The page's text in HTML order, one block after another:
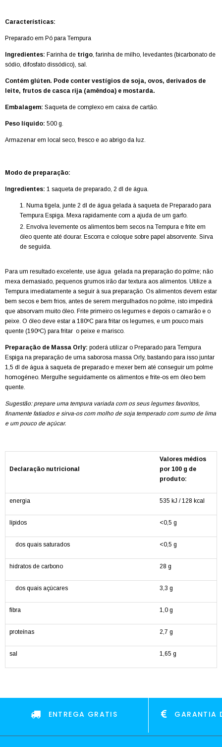
Características:
Preparado em Pó para Tempura
Ingredientes: Farinha de trigo , farinha de milho, levedantes (bicarbonato de
sódio, difosfato dissódico), sal.
Contém glúten. Pode conter vestígios de soja, ovos, derivados de
leite, frutos de casca rija (amêndoa) e mostarda.
Embalagem: Saqueta de complexo em caixa de cartão.
Peso líquido: 500 g.
Armazenar em local seco, fresco e ao abrigo da luz.
Modo de preparação:
Ingredientes: 1 saqueta de preparado, 2 dl de água.
Numa tigela, junte 2 dl de água gelada à saqueta de Preparado para
Tempura Espiga. Mexa rapidamente com a ajuda de um garfo.
Envolva levemente os alimentos bem secos na Tempura e frite em
óleo quente até dourar. Escorra e coloque sobre papel absorvente. Sirva
de seguida.
Para um resultado excelente, use água gelada na preparação do polme; não
mexa demasiado, pequenos grumos irão dar textura aos alimentos. Utilize a
Tempura imediatamente a seguir à sua preparação. Os alimentos devem estar
bem secos e bem frios, antes de serem mergulhados no polme, isto impedirá
que absorvam muito óleo. Frite primeiro os legumes e depois o camarão e o
peixe. O óleo deve estar a 180ºC para fritar os legumes, e um pouco mais
quente (190ºC) para fritar o peixe e marisco.
Preparação de Massa Orly: poderá utilizar o Preparado para Tempura
Espiga na preparação de uma saborosa massa Orly, bastando para isso juntar
1,5 dl de água à saqueta de preparado e mexer bem até conseguir um polme
homogéneo. Mergulhe seguidamente os alimentos e frite-os em óleo bem
quente.
Sugestão: prepare uma tempura variada com os seus legumes favoritos,
finamente fatiados e sirva-os com molho de soja temperado com sumo de lima
e um pouco de açúcar.
Declaração nutricional
Valores médios
por 100 g de
produto:
energia 535 kJ / 128 kcal
lípidos <0,5 g
dos quais saturados <0,5 g
hidratos de carbono 28 g
dos quais açúcares 3,3 g
fibra 1,0 g
proteínas 2,7 g
sal 1,65 g
ENTREGA GRATIS GARANTIA